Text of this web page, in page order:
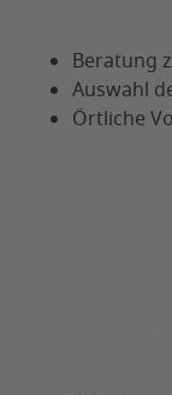
Beratung
Auswahl
Örtliche